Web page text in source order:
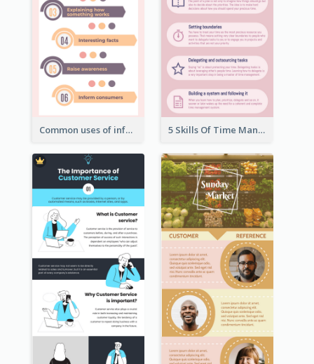
Common uses of infographic 5 Skills Of Time Management